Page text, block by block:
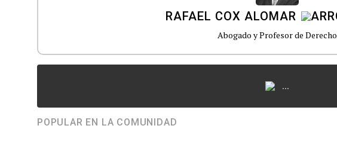
RAFAEL COX ALOMAR
Abogado y Profesor de Derecho
...
POPULAR EN LA COMUNIDAD